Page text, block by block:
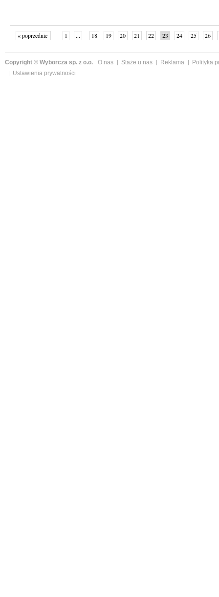
« poprzednie 1 ... 18 19 20 21 22 23 24 25 26
Copyright © Wyborcza sp. z o.o. O nas Staże u nas Reklama
Polityka
Ustawienia prywatności